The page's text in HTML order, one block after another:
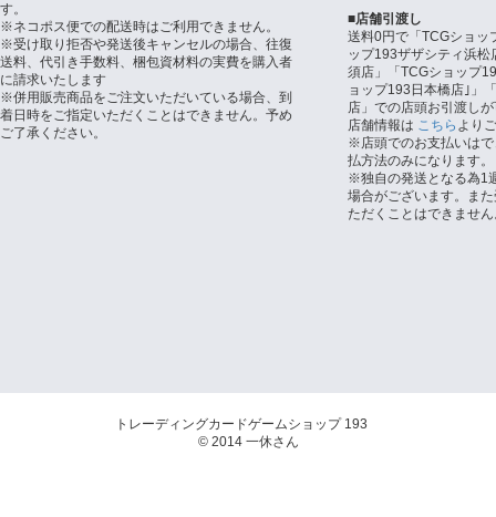
す。
※ネコポス便での配送時はご利用できません。
※受け取り拒否や発送後キャンセルの場合、往復
送料、代引き手数料、梱包資材料の実費を購入者
に請求いたします
※併用販売商品をご注文いただいている場合、到
着日時をご指定いただくことはできません。予め
ご了承ください。
■店舗引渡し
送料0円で「TCGショッ
ップ193ザザシティ浜
須店」「TCGショップ
ョップ193日本橋店｣」
店」での店頭お引渡し
店舗情報は こちら より
※店頭でのお支払いは
払方法のみになります。
※独自の発送となる為1
場合がございます。ま
ただくことはできませ
トレーディングカードゲームショップ 193
© 2014 一休さん